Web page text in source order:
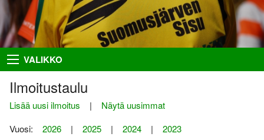
VALIKKO
Takaisin
Hiihto
Palloilu- ja yleisurheilu
Sisumaja
Takaisin
Riston Hölkkä
Ykkössuunnat
AIEMMAT
Takaisin
Kuvat
Puvut
SUUNNISTAJILLE
Takaisin
Seuraesittely
Organisaatio
SEURAA MEITÄ
Ilmoitustaulu
Lisää uusi ilmoitus |
Näytä uusimmat
Vuosi:
2026 | 2025 | 2024 | 2023